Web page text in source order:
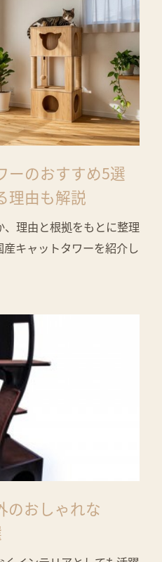
ーのおすすめ5選
理由も解説
理由と根拠をもとに整理
キャットタワーを紹介し
のおしゃれな